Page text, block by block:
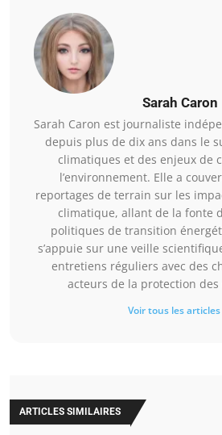
Sarah Caron
Sarah Caron est journaliste
depuis plus de dix ans dans le
climatiques et des enjeux de
l’environnement. Elle a
reportages de terrain sur les
climatique, allant de la fonte
politiques de transition
s’appuie sur une veille
entretiens réguliers avec des
acteurs de la protection des
Voir tous les
ARTICLES SIMILAIRES